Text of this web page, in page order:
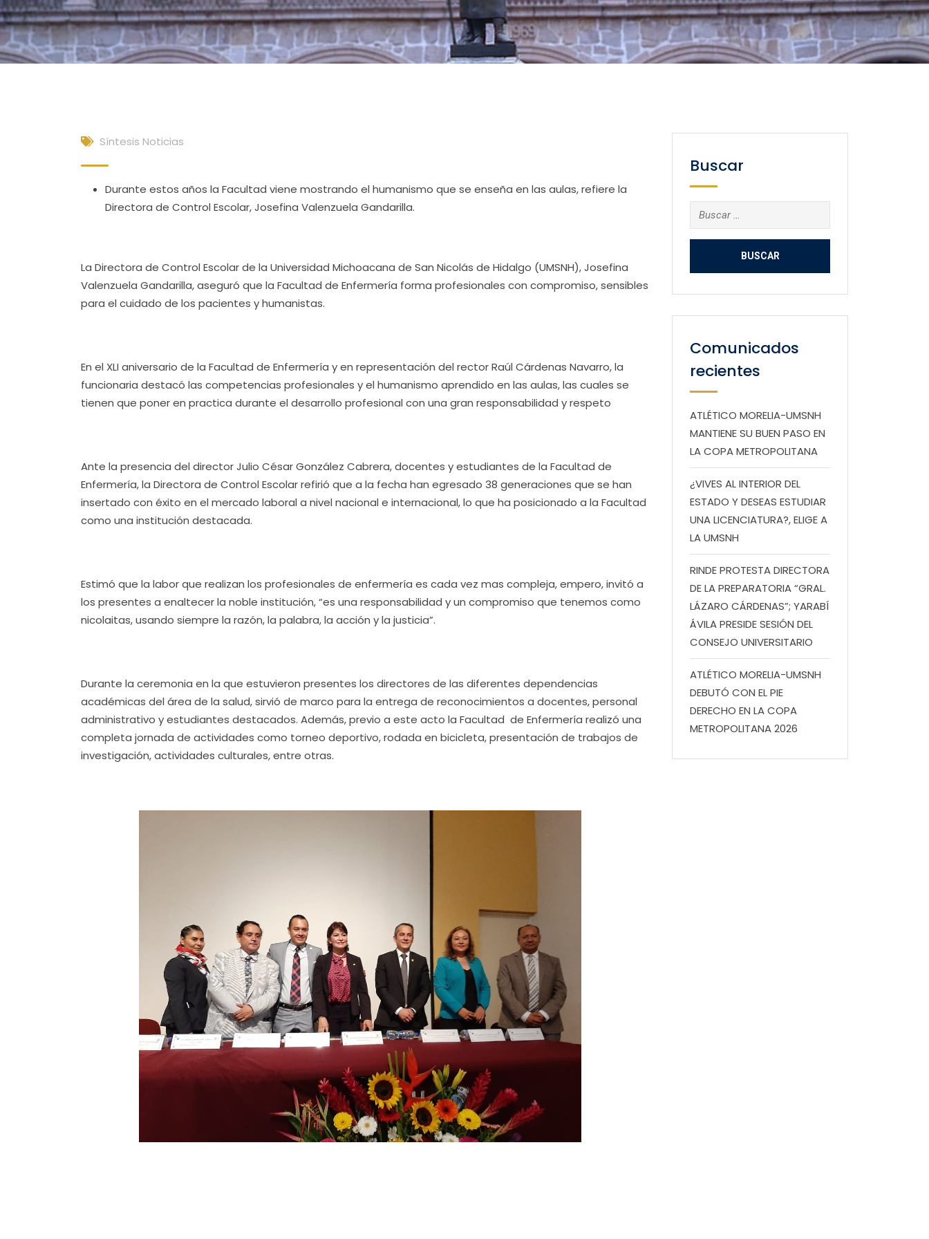
Síntesis Noticias
Durante estos años la Facultad viene mostrando el humanismo que se enseña en las aulas, refiere la
Directora de Control Escolar, Josefina Valenzuela Gandarilla.
La Directora de Control Escolar de la Universidad Michoacana de San Nicolás de Hidalgo (UMSNH), Josefina
Valenzuela Gandarilla, aseguró que la Facultad de Enfermería forma profesionales con compromiso, sensibles
para el cuidado de los pacientes y humanistas.
En el XLI aniversario de la Facultad de Enfermería y en representación del rector Raúl Cárdenas Navarro, la
funcionaria destacó las competencias profesionales y el humanismo aprendido en las aulas, las cuales se
tienen que poner en practica durante el desarrollo profesional con una gran responsabilidad y respeto
Ante la presencia del director Julio César González Cabrera, docentes y estudiantes de la Facultad de
Enfermería, la Directora de Control Escolar refirió que a la fecha han egresado 38 generaciones que se han
insertado con éxito en el mercado laboral a nivel nacional e internacional, lo que ha posicionado a la Facultad
como una institución destacada.
Estimó que la labor que realizan los profesionales de enfermería es cada vez mas compleja, empero, invitó a
los presentes a enaltecer la noble institución, “es una responsabilidad y un compromiso que tenemos como
nicolaitas, usando siempre la razón, la palabra, la acción y la justicia”.
Durante la ceremonia en la que estuvieron presentes los directores de las diferentes dependencias
académicas del área de la salud, sirvió de marco para la entrega de reconocimientos a docentes, personal
administrativo y estudiantes destacados. Además, previo a este acto la Facultad de Enfermería realizó una
completa jornada de actividades como torneo deportivo, rodada en bicicleta, presentación de trabajos de
investigación, actividades culturales, entre otras.
Buscar
Buscar:
Comunicados
recientes
ATLÉTICO MORELIA-UMSNH
MANTIENE SU BUEN PASO EN
LA COPA METROPOLITANA
¿VIVES AL INTERIOR DEL
ESTADO Y DESEAS ESTUDIAR
UNA LICENCIATURA?, ELIGE A
LA UMSNH
RINDE PROTESTA DIRECTORA
DE LA PREPARATORIA “GRAL.
LÁZARO CÁRDENAS”; YARABÍ
ÁVILA PRESIDE SESIÓN DEL
CONSEJO UNIVERSITARIO
ATLÉTICO MORELIA-UMSNH
DEBUTÓ CON EL PIE
DERECHO EN LA COPA
METROPOLITANA 2026